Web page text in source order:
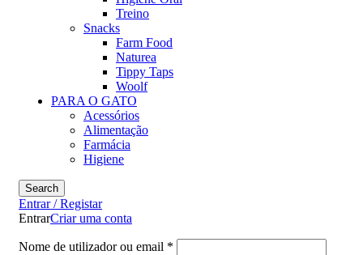
Treino
Snacks
Farm Food
Naturea
Tippy Taps
Woolf
PARA O GATO
Acessórios
Alimentação
Farmácia
Higiene
Search
Entrar / Registar
EntrarCriar uma conta
Nome de utilizador ou email *